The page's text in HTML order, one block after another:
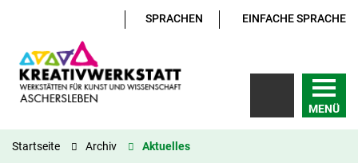
SPRACHEN EINFACHE SPRACHE
MENÜ
Startseite Archiv Aktuelles